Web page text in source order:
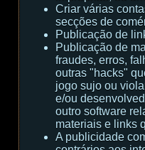
Criar várias
secções de
Publicação de
Publicação de
fraudes, erros,
outras "hacks"
jogo sujo ou
e/ou
outro software
materiais e links
A publicidade